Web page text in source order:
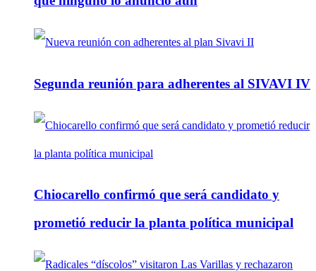
Segunda reunión para adherentes al SIVAVI IV
Chiocarello confirmó que será candidato y
prometió reducir la planta política municipal